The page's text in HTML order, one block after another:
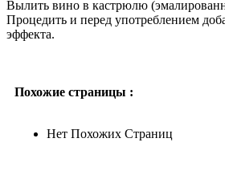
Вылить вино в кастрюлю
Процедить и перед употреблением
эффекта.
Похожие страницы :
Нет Похожих Страниц